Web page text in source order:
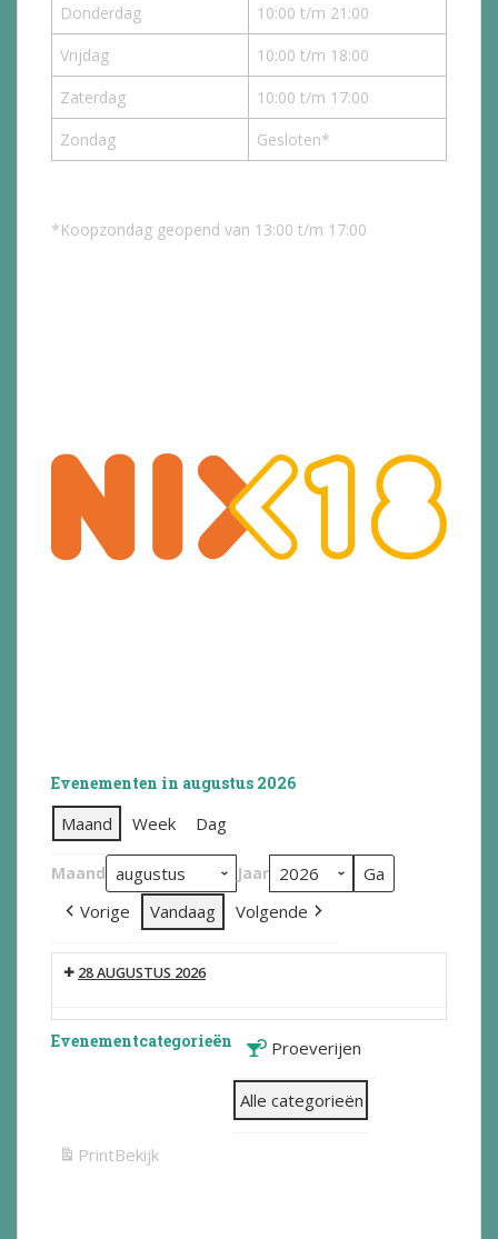
Donderdag
10:00 t/m 21:00
Vrijdag
10:00 t/m 18:00
Zaterdag
10:00 t/m 17:00
Zondag
Gesloten*
*Koopzondag geopend van 13:00 t/m 17:00
Evenementen in augustus 2026
Maand Week Dag
Maand Jaar
Vorige Vandaag Volgende
28 AUGUSTUS 2026
Evenementcategorieën Proeverijen
Alle categorieën
PrintBekijk